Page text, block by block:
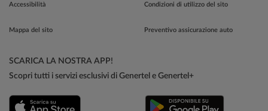
Accessibilità
Mappa del sito
Condizioni di utilizzo del sito
Preventivo assicurazione auto
SCARICA LA NOSTRA APP!
Scopri tutti i servizi esclusivi di Genertel e Genertel+